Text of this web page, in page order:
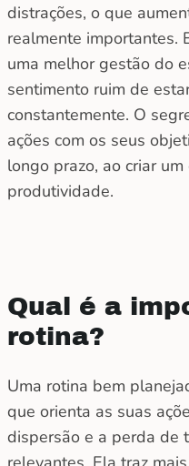
distrações, o que
realmente importantes.
uma melhor gestão do
sentimento ruim de
constantemente. O
ações com os seus
longo prazo, ao criar
produtividade.
Qual é a
rotina?
Uma rotina bem
que orienta as suas
dispersão e a perda de